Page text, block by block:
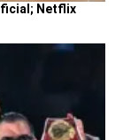
Netflix